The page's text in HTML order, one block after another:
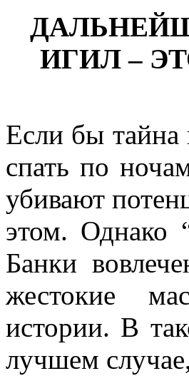
ИГИЛ –
Если бы тайна
спать по
убивают
этом. Однако
Банки
жестокие
истории. В
лучшем